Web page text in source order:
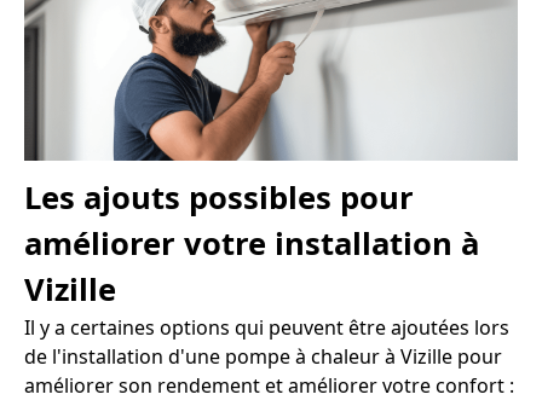
Les ajouts possibles pour
améliorer votre installation à
Vizille
Il y a certaines options qui peuvent être ajoutées lors
de l'installation d'une pompe à chaleur à Vizille pour
améliorer son rendement et améliorer votre confort :